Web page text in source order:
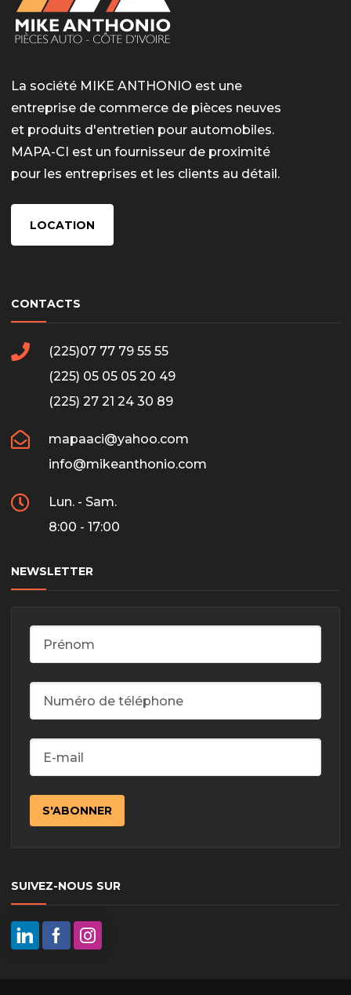
La société MIKE ANTHONIO est une
entreprise de commerce de pièces neuves
et produits d'entretien pour automobiles.
MAPA-CI est un fournisseur de proximité
pour les entreprises et les clients au détail.
LOCATION
CONTACTS
(225)07 77 79 55 55
(225) 05 05 05 20 49
(225) 27 21 24 30 89
mapaaci@yahoo.com
info@mikeanthonio.com
Lun. - Sam.
8:00 - 17:00
NEWSLETTER
SUIVEZ-NOUS SUR